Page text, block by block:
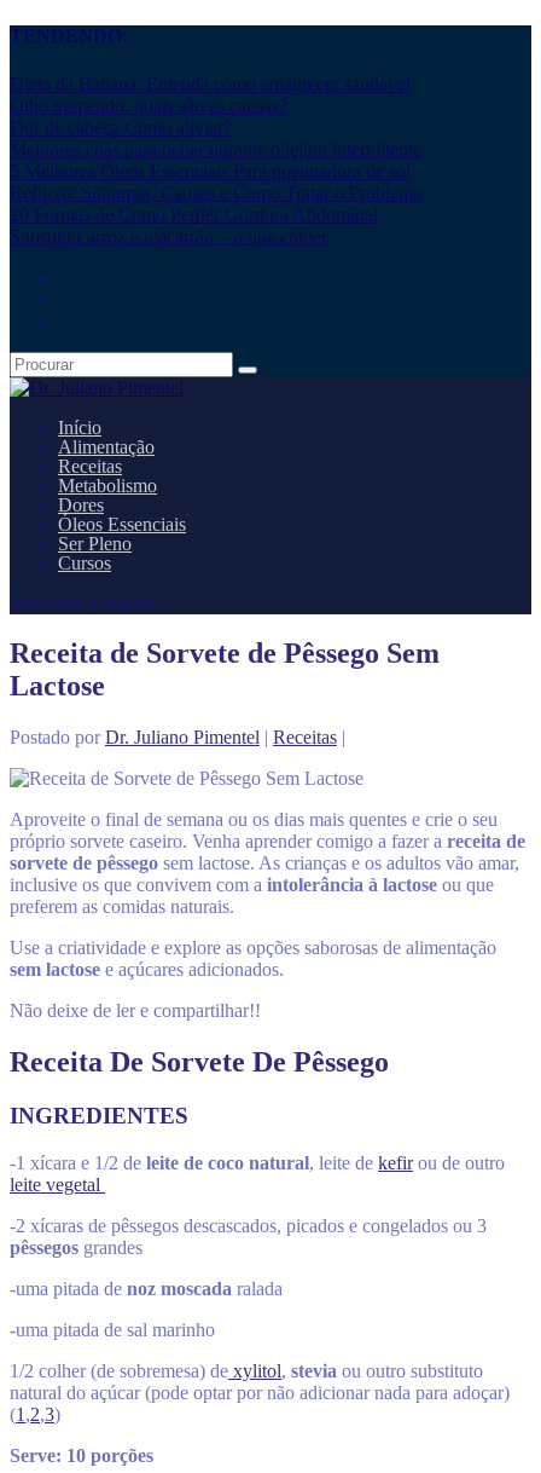
TENDENDO:
Dieta da Banana: Entenda como emagrecer saudável
Olho tremendo: quais são as causas?
Dor de cabeça Como aliviar?
Melhores chás para beber durante o jejum intermitente
5 Melhores Óleos Essenciais Para queimadura de sol
Refluxo: Sintomas, Causas e Como Tratar o Problema
20 Formas de Como Perder Gordura Abdominal
Substituir arroz e macarrão – o que comer
Início
Alimentação
Receitas
Metabolismo
Dores
Óleos Essenciais
Ser Pleno
Cursos
Selecione a página
Receita de Sorvete de Pêssego Sem
Lactose
Postado porDr. Juliano Pimentel | Receitas |
Aproveite o final de semana ou os dias mais quentes e crie o seu
próprio sorvete caseiro. Venha aprender comigo a fazer a receita de
sorvete de pêssego sem lactose. As crianças e os adultos vão amar,
inclusive os que convivem com a intolerância à lactose ou que
preferem as comidas naturais.
Use a criatividade e explore as opções saborosas de alimentação
sem lactose e açúcares adicionados.
Não deixe de ler e compartilhar!!
Receita De Sorvete De Pêssego
INGREDIENTES
-1 xícara e 1/2 de leite de coco natural, leite de kefirou de outro
leite vegetal
-2 xícaras de pêssegos descascados, picados e congelados ou 3
pêssegos grandes
-uma pitada de noz moscada ralada
-uma pitada de sal marinho
1/2 colher (de sobremesa) de xylitol, stevia ou outro substituto
natural do açúcar (pode optar por não adicionar nada para adoçar)
(1 ,2,3)
Serve: 10 porções